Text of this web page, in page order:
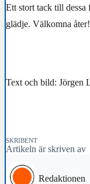
Ett stort tack till dessa
glädje. Välkomna åter!
Text och bild: Jörgen
SKRIBENT
Artikeln är skriven av
Redaktionen